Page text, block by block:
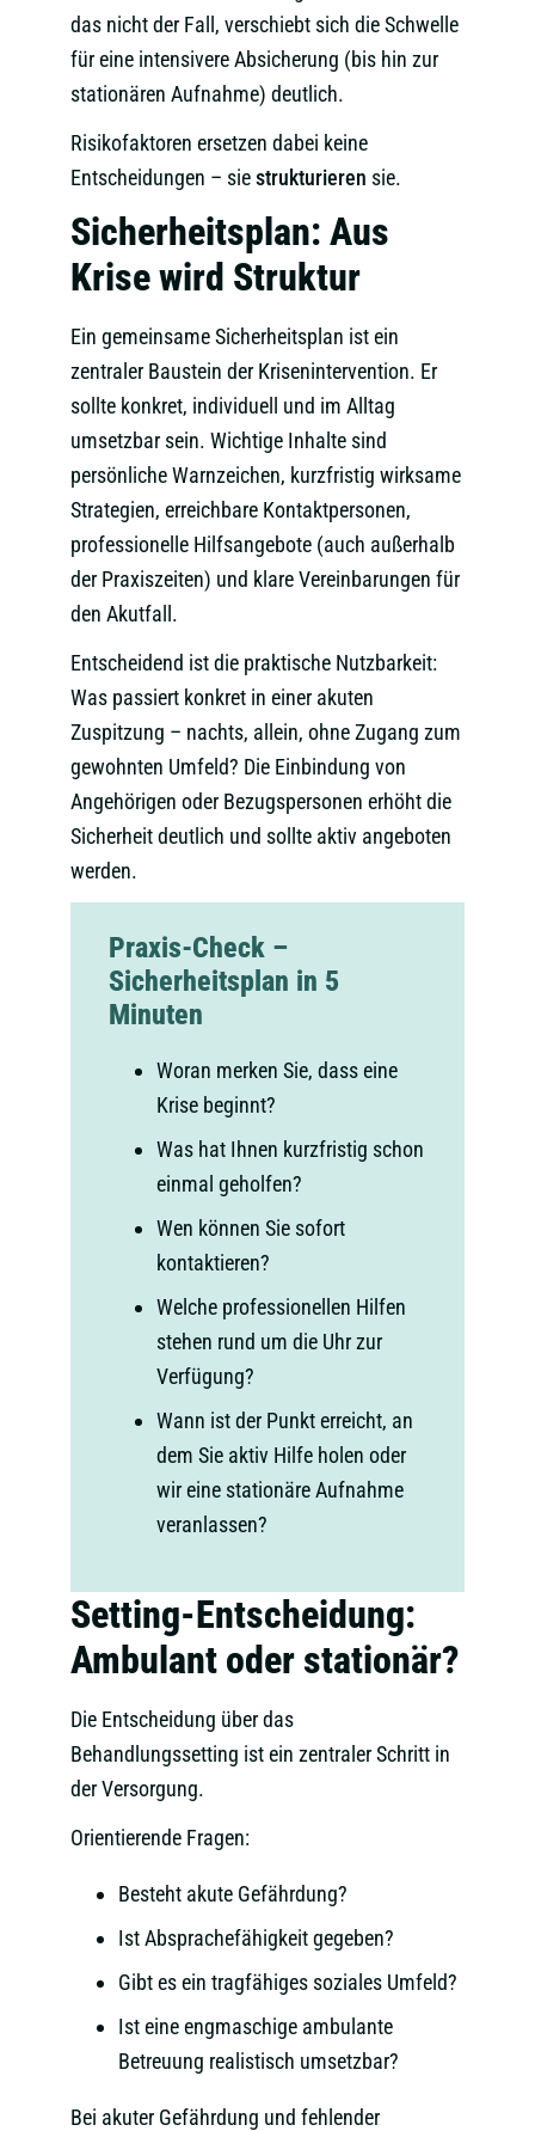
das nicht der Fall, verschiebt sich die Schwelle
für eine intensivere Absicherung (bis hin zur
stationären Aufnahme) deutlich.
Risikofaktoren ersetzen dabei keine
Entscheidungen – siestrukturieren sie.
Sicherheitsplan: Aus
Krise wird Struktur
Ein gemeinsame Sicherheitsplan ist ein
zentraler Baustein der Krisenintervention. Er
sollte konkret, individuell und im Alltag
umsetzbar sein. Wichtige Inhalte sind
persönliche Warnzeichen, kurzfristig wirksame
Strategien, erreichbare Kontaktpersonen,
professionelle Hilfsangebote (auch außerhalb
der Praxiszeiten) und klare Vereinbarungen für
den Akutfall.
Entscheidend ist die praktische Nutzbarkeit:
Was passiert konkret in einer akuten
Zuspitzung – nachts, allein, ohne Zugang zum
gewohnten Umfeld? Die Einbindung von
Angehörigen oder Bezugspersonen erhöht die
Sicherheit deutlich und sollte aktiv angeboten
werden.
Praxis-Check –
Sicherheitsplan in 5
Minuten
Woran merken Sie, dass eine
Krise beginnt?
Was hat Ihnen kurzfristig schon
einmal geholfen?
Wen können Sie sofort
kontaktieren?
Welche professionellen Hilfen
stehen rund um die Uhr zur
Verfügung?
Wann ist der Punkt erreicht, an
dem Sie aktiv Hilfe holen oder
wir eine stationäre Aufnahme
veranlassen?
Setting-Entscheidung:
Ambulant oder stationär?
Die Entscheidung über das
Behandlungssetting ist ein zentraler Schritt in
der Versorgung.
Orientierende Fragen:
Besteht akute Gefährdung?
Ist Absprachefähigkeit gegeben?
Gibt es ein tragfähiges soziales Umfeld?
Ist eine engmaschige ambulante
Betreuung realistisch umsetzbar?
Bei akuter Gefährdung und fehlender